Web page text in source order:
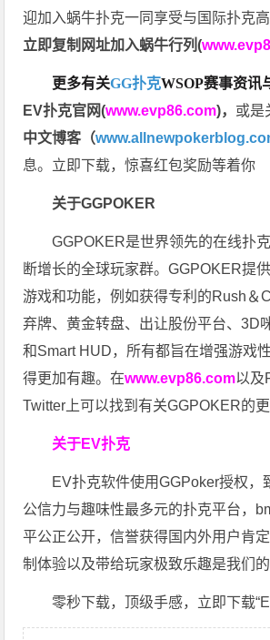
迎加入蜗牛扑克一同享受与国际扑克高
立即复制网址加入蜗牛行列(
更多有关GG扑克WSOP赛事资讯
EV扑克官网(www.evp86.com)， 或是
中文博客（
息。立即下载，惊喜红包奖励等着你
关于GGPOKER
GGPOKER是世界领先的在线扑
断增长的全球玩家群。GGPOKER提
游戏和功能，例如获得专利的Rush＆
弃牌、黄金转盘、出让股份平台、3D
和Smart HUD，所有都旨在增强游戏
得更加有趣。在www.evp86.com以及
Twitter上可以找到有关GGPOKER的更
关于EV扑克
EV扑克软件使用GGPoker授权，
公信力与趣味性最多元的扑克平台，
平公正公开，信誉获得国内外用户肯
制体验以及带给玩家极致乐趣是我们的
零秒下载，顶级手感，立即下载